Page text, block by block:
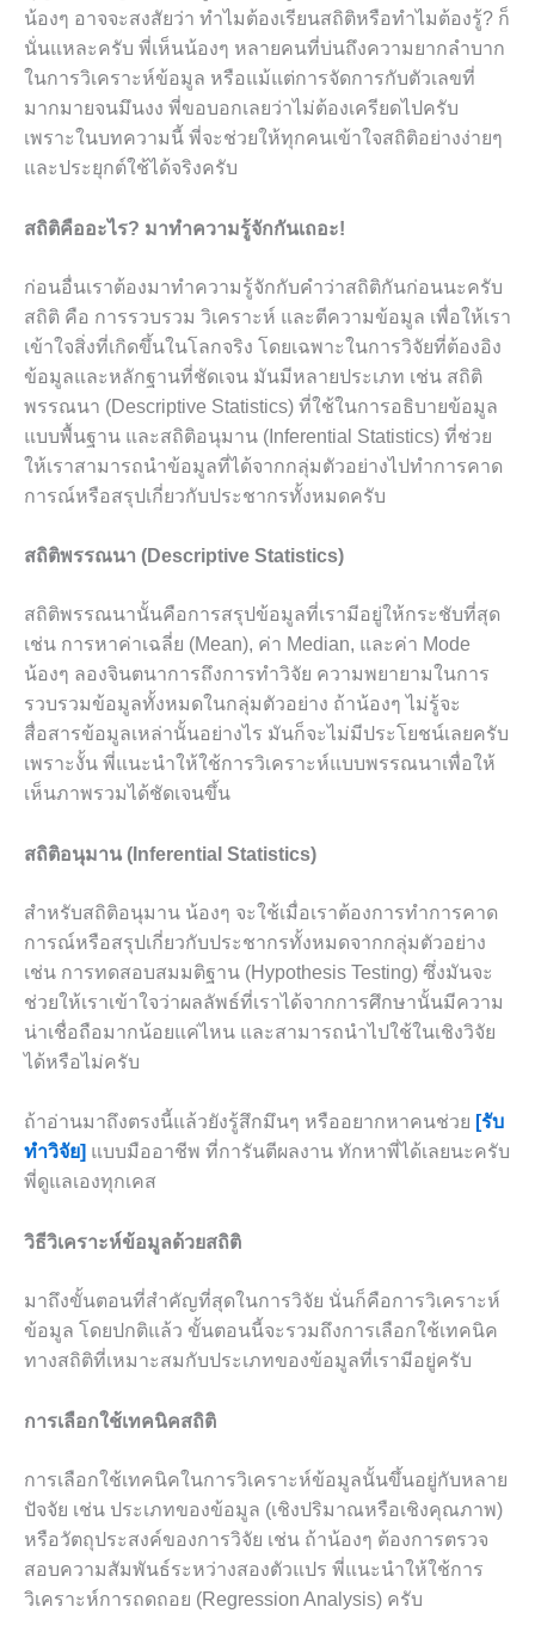
น้องๆ อาจจะสงสัยว่า ทำไมต้องเรียนสถิติหรือทำไมต้องรู้? ก็
นั่นแหละครับ พี่เห็นน้องๆ หลายคนที่บ่นถึงความยากลำบาก
ในการวิเคราะห์ข้อมูล หรือแม้แต่การจัดการกับตัวเลขที่
มากมายจนมึนงง พี่ขอบอกเลยว่าไม่ต้องเครียดไปครับ
เพราะในบทความนี้ พี่จะช่วยให้ทุกคนเข้าใจสถิติอย่างง่ายๆ
และประยุกต์ใช้ได้จริงครับ
สถิติคืออะไร? มาทำความรู้จักกันเถอะ!
ก่อนอื่นเราต้องมาทำความรู้จักกับคำว่าสถิติกันก่อนนะครับ
สถิติ คือ การรวบรวม วิเคราะห์ และตีความข้อมูล เพื่อให้เรา
เข้าใจสิ่งที่เกิดขึ้นในโลกจริง โดยเฉพาะในการวิจัยที่ต้องอิง
ข้อมูลและหลักฐานที่ชัดเจน มันมีหลายประเภท เช่น สถิติ
พรรณนา (Descriptive Statistics) ที่ใช้ในการอธิบายข้อมูล
แบบพื้นฐาน และสถิติอนุมาน (Inferential Statistics) ที่ช่วย
ให้เราสามารถนำข้อมูลที่ได้จากกลุ่มตัวอย่างไปทำการคาด
การณ์หรือสรุปเกี่ยวกับประชากรทั้งหมดครับ
สถิติพรรณนา (Descriptive Statistics)
สถิติพรรณนานั้นคือการสรุปข้อมูลที่เรามีอยู่ให้กระชับที่สุด
เช่น การหาค่าเฉลี่ย (Mean), ค่า Median, และค่า Mode
น้องๆ ลองจินตนาการถึงการทำวิจัย ความพยายามในการ
รวบรวมข้อมูลทั้งหมดในกลุ่มตัวอย่าง ถ้าน้องๆ ไม่รู้จะ
สื่อสารข้อมูลเหล่านั้นอย่างไร มันก็จะไม่มีประโยชน์เลยครับ
เพราะงั้น พี่แนะนำให้ใช้การวิเคราะห์แบบพรรณนาเพื่อให้
เห็นภาพรวมได้ชัดเจนขึ้น
สถิติอนุมาน (Inferential Statistics)
สำหรับสถิติอนุมาน น้องๆ จะใช้เมื่อเราต้องการทำการคาด
การณ์หรือสรุปเกี่ยวกับประชากรทั้งหมดจากกลุ่มตัวอย่าง
เช่น การทดสอบสมมติฐาน (Hypothesis Testing) ซึ่งมันจะ
ช่วยให้เราเข้าใจว่าผลลัพธ์ที่เราได้จากการศึกษานั้นมีความ
น่าเชื่อถือมากน้อยแค่ไหน และสามารถนำไปใช้ในเชิงวิจัย
ได้หรือไม่ครับ
ถ้าอ่านมาถึงตรงนี้แล้วยังรู้สึกมึนๆ หรืออยากหาคนช่วย [รับ
ทำวิจัย] แบบมืออาชีพ ที่การันตีผลงาน ทักหาพี่ได้เลยนะครับ
พี่ดูแลเองทุกเคส
วิธีวิเคราะห์ข้อมูลด้วยสถิติ
มาถึงขั้นตอนที่สำคัญที่สุดในการวิจัย นั่นก็คือการวิเคราะห์
ข้อมูล โดยปกติแล้ว ขั้นตอนนี้จะรวมถึงการเลือกใช้เทคนิค
ทางสถิติที่เหมาะสมกับประเภทของข้อมูลที่เรามีอยู่ครับ
การเลือกใช้เทคนิคสถิติ
การเลือกใช้เทคนิคในการวิเคราะห์ข้อมูลนั้นขึ้นอยู่กับหลาย
ปัจจัย เช่น ประเภทของข้อมูล (เชิงปริมาณหรือเชิงคุณภาพ)
หรือวัตถุประสงค์ของการวิจัย เช่น ถ้าน้องๆ ต้องการตรวจ
สอบความสัมพันธ์ระหว่างสองตัวแปร พี่แนะนำให้ใช้การ
วิเคราะห์การถดถอย (Regression Analysis) ครับ